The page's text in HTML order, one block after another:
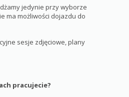
jedynie przy wyborze
ma możliwości dojazdu do
sesje zdjęciowe, plany
pracujecie?